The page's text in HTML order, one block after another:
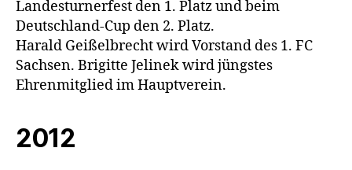
Landesturnerfest den 1. Platz und beim
Deutschland-Cup den 2. Platz.
Harald Geißelbrecht wird Vorstand des 1. FC
Sachsen. Brigitte Jelinek wird jüngstes
Ehrenmitglied im Hauptverein.
2012